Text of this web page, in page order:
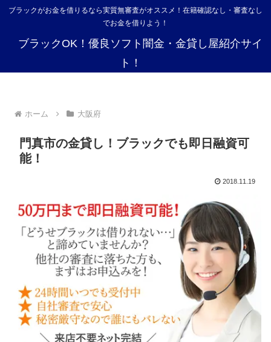
ブラックがお金を借りるなら実質無審査がオススメ！在籍確認なし・審査なし
でお金を借りよう！
ブラックOK！優良ソフト闇金・金貸し屋紹介サイ
ト！
ホーム 大阪府
門真市の金貸し！ブラックでも即日融資可
能！
2018.11.19